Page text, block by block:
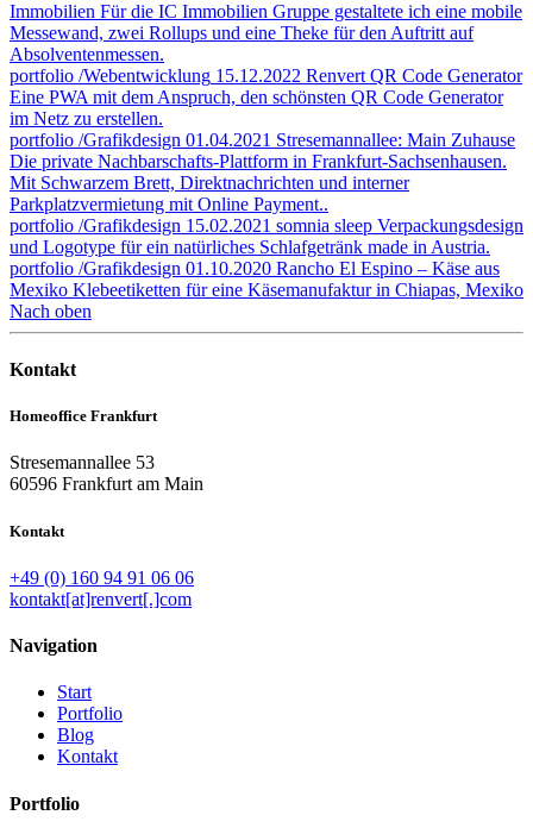
Immobilien Für die IC Immobilien Gruppe gestaltete ich eine mobile
Messewand, zwei Rollups und eine Theke für den Auftritt auf
Absolventenmessen.
portfolio /Webentwicklung 15.12.2022 Renvert QR Code Generator
Eine PWA mit dem Anspruch, den schönsten QR Code Generator
im Netz zu erstellen.
portfolio /Grafikdesign 01.04.2021 Stresemannallee: Main Zuhause
Die private Nachbarschafts-Plattform in Frankfurt-Sachsenhausen.
Mit Schwarzem Brett, Direktnachrichten und interner
Parkplatzvermietung mit Online Payment..
portfolio /Grafikdesign 15.02.2021 somnia sleep Verpackungsdesign
und Logotype für ein natürliches Schlafgetränk made in Austria.
portfolio /Grafikdesign 01.10.2020 Rancho El Espino – Käse aus
Mexiko Klebeetiketten für eine Käsemanufaktur in Chiapas, Mexiko
Nach oben
Kontakt
Homeoffice Frankfurt
Stresemannallee 53
60596 Frankfurt am Main
Kontakt
+49 (0) 160 94 91 06 06
kontakt[at]renvert[.]com
Navigation
Start
Portfolio
Blog
Kontakt
Portfolio